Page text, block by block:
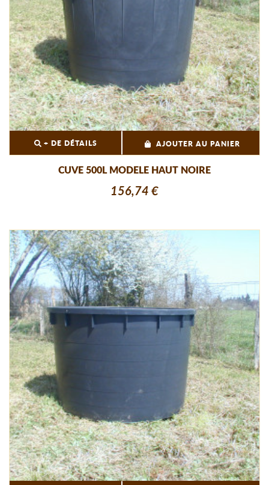
+ DE DÉTAILS AJOUTER AU PANIER
CUVE 500L MODELE HAUT NOIRE
156,74 €